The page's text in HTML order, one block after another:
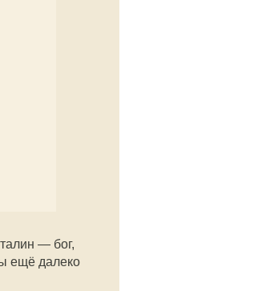
— бог,
ещё далеко